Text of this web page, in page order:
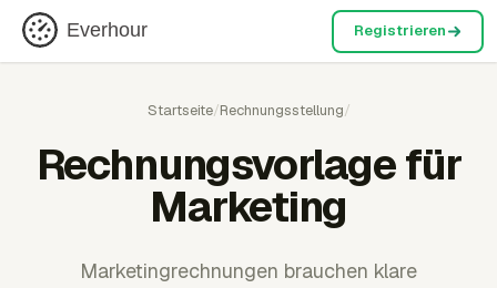
Everhour Registrieren
Startseite/Rechnungsstellung/
Rechnungsvorlage für
Marketing
Marketingrechnungen brauchen klare